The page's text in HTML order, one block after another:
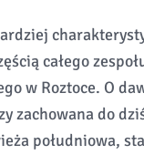
całego
w Roztoce. O
zachowana do
południowa,